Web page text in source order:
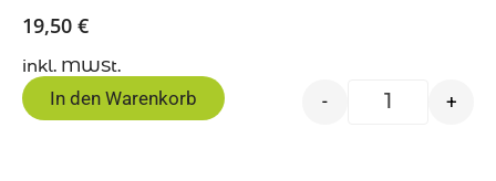
19,50 €
inkl. MWSt.
- +
In den Warenkorb